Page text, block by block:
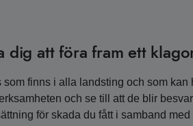
dig att föra fram ett
finns i alla landsting och som
och se till att de blir
för skada du fått i samband